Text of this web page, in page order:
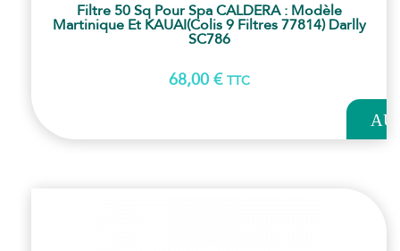
Filtre 50 Sq Pour Spa CALDERA : Modèle
Martinique Et KAUAI(colis 9 Filtres 77814) Darlly
SC786
68,00 € TTC
AU